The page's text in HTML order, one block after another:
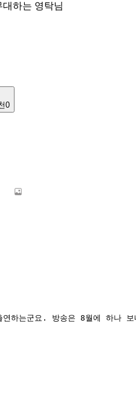
하는 영탁님
0